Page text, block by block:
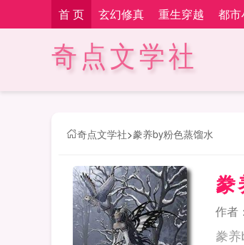
首 页 玄幻修真 重生穿越 都
奇点文学社
奇点文学社>豢养by粉色蒸馏水
作者：
豢